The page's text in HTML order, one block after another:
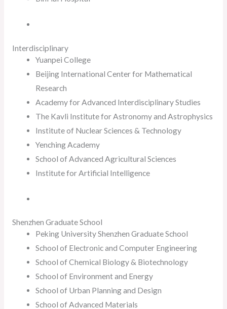
Interdisciplinary
Yuanpei College
Beijing International Center for Mathematical
Research
Academy for Advanced Interdisciplinary Studies
The Kavli Institute for Astronomy and Astrophysics
Institute of Nuclear Sciences & Technology
Yenching Academy
School of Advanced Agricultural Sciences
Institute for Artificial Intelligence
Shenzhen Graduate School
Peking University Shenzhen Graduate School
School of Electronic and Computer Engineering
School of Chemical Biology & Biotechnology
School of Environment and Energy
School of Urban Planning and Design
School of Advanced Materials